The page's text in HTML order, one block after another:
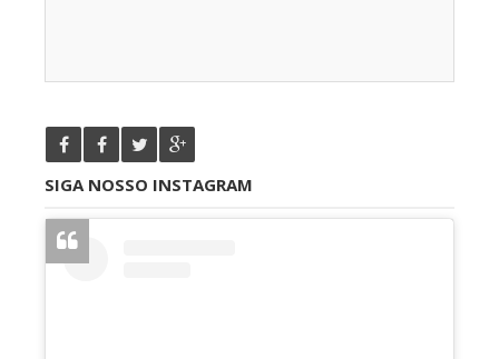
SIGA NOSSO INSTAGRAM